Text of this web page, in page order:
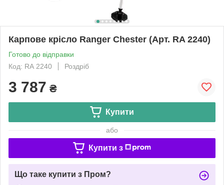
Карпове крісло Ranger Chester (Арт. RA 2240)
Готово до відправки
Код: RА 2240
Роздріб
3 787 ₴
Купити
або
Купити з
Що таке купити з Пром?